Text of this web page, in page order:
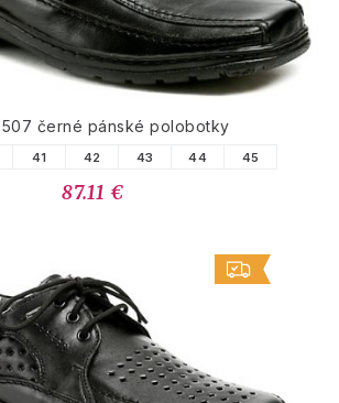
507 černé pánské polobotky
41 42 43 44 45
87.11 €